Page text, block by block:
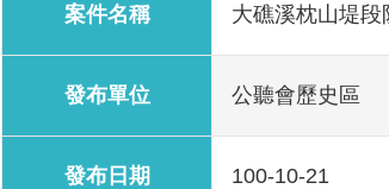
案件名稱 大礁溪枕山堤段
發布單位 公聽會歷史區
發布日期 100-10-21